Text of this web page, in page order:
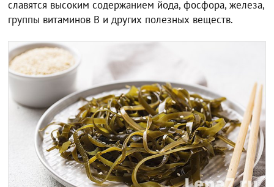
славятся высоким содержанием йода, фосфора, железа,
группы витаминов В и других полезных веществ.